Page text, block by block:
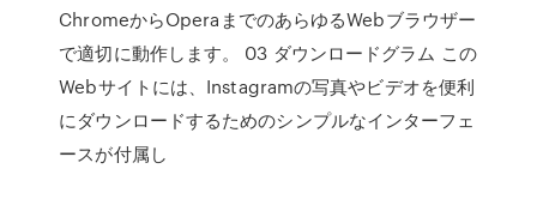
ChromeからOperaまでのあらゆるWebブラウザー
で適切に動作します。 03 ダウンロードグラム この
Webサイトには、Instagramの写真やビデオを便利
にダウンロードするためのシンプルなインターフェ
ースが付属し